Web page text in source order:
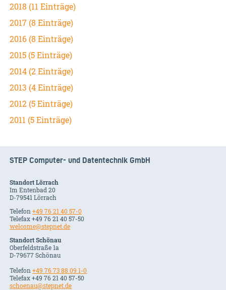
2018 (11 Einträge)
2017 (8 Einträge)
2016 (8 Einträge)
2015 (5 Einträge)
2014 (2 Einträge)
2013 (4 Einträge)
2012 (5 Einträge)
2011 (5 Einträge)
STEP Computer- und Datentechnik GmbH
Standort Lörrach
Im Entenbad 20
D-79541 Lörrach
Telefon+49 76 21 40 57-0
Telefax +49 76 21 40 57-50
welcome@stepnet.de
Standort Schönau
Oberfeldstraße 1a
D-79677 Schönau
Telefon+49 76 73 88 09 1-0
Telefax +49 76 21 40 57-50
schoenau@stepnet.de